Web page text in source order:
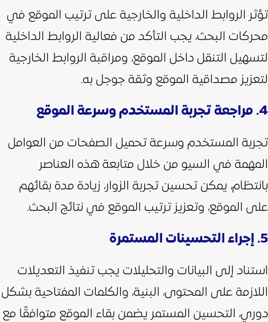
تؤثر الروابط الداخلية والخارجية على ترتيب الموقع في
محركات البحث، يجب التأكد من فعالية الروابط الداخلية
لتسهيل التنقل داخل الموقع، ومراقبة الروابط الخارجية
لتعزيز مصداقية الموقع وثقة جوجل به.
4. مراجعة تجربة المستخدم وسرعة الموقع
تجربة المستخدم وسرعة تحميل الصفحات من العوامل
المهمة في السيو من خلال متابعة هذه العناصر
بانتظام، يمكن تحسين تجربة الزوار، زيادة مدة بقائهم
على الموقع، وتعزيز ترتيب الموقع في نتائج البحث.
5. إجراء التحسينات المستمرة
استناد إلى البيانات والتحليلات يجب تنفيذ التعديلات
اللازمة على المحتوى، البنية، والكلمات المفتاحية بشكل
دوري، التحسين المستمر يضمن بقاء الموقع متوافقًا مع